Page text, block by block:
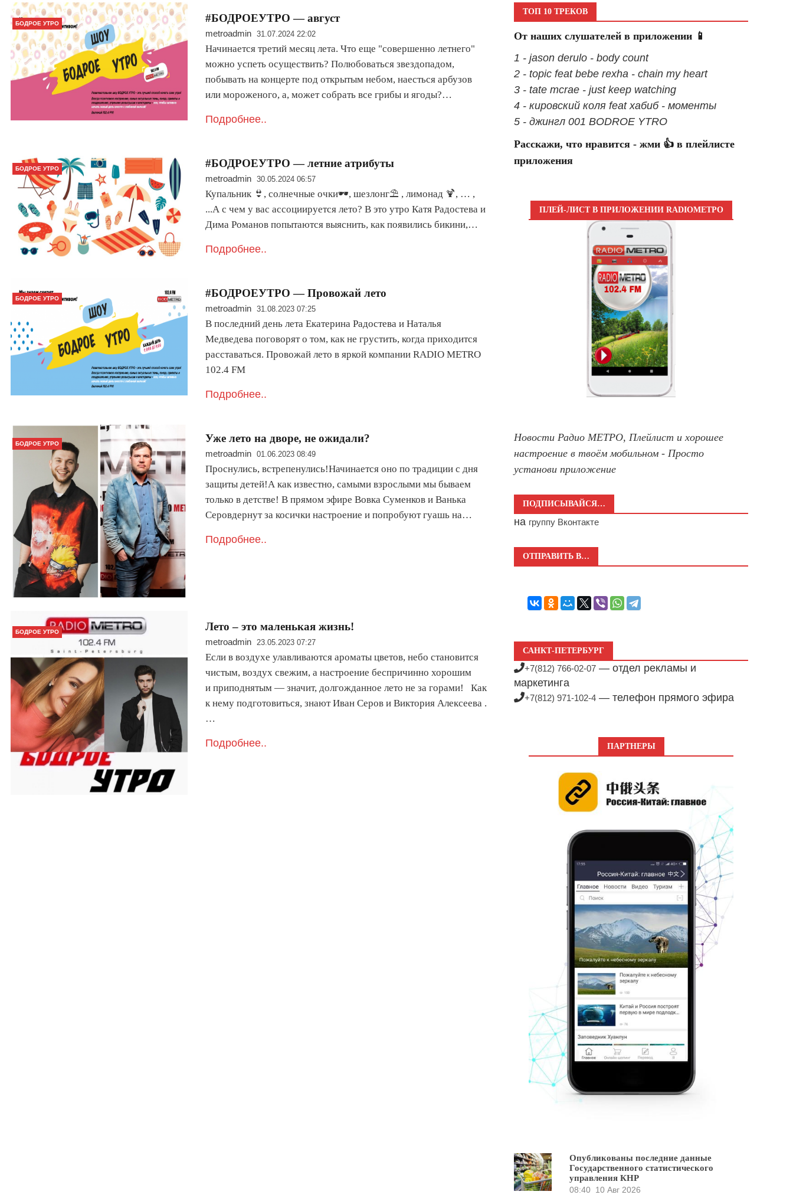
БОДРОЕ УТРО #БОДРОЕУТРО — август
metroadmin 31.07.2024 22:02
Начинается третий месяц лета. Что еще "совершенно летнего"
можно успеть осуществить? Полюбоваться звездопадом,
побывать на концерте под открытым небом, наесться арбузов
или мороженого, а, может собрать все грибы и ягоды?…
Подробнее..
БОДРОЕ УТРО #БОДРОЕУТРО — летние атрибуты
metroadmin 30.05.2024 06:57
Купальник 👙, солнечные очки🕶, шезлонг⛱ , лимонад 🍹, … ,
...А с чем у вас ассоциируется лето? В это утро Катя Радостева и
Дима Романов попытаются выяснить, как появились бикини,…
Подробнее..
БОДРОЕ УТРО #БОДРОЕУТРО — Провожай лето
metroadmin 31.08.2023 07:25
В последний день лета Екатерина Радостева и Наталья
Медведева поговорят о том, как не грустить, когда приходится
расставаться. Провожай лето в яркой компании RADIO METRO
102.4 FM
Подробнее..
БОДРОЕ УТРО Уже лето на дворе, не ожидали?
metroadmin 01.06.2023 08:49
Проснулись, встрепенулись!Начинается оно по традиции с дня
защиты детей!А как известно, самыми взрослыми мы бываем
только в детстве! В прямом эфире Вовка Суменков и Ванька
Серовдернут за косички настроение и попробуют гуашь на…
Подробнее..
БОДРОЕ УТРО Лето – это маленькая жизнь!
metroadmin 23.05.2023 07:27
Если в воздухе улавливаются ароматы цветов, небо становится
чистым, воздух свежим, а настроение беспричинно хорошим
и приподнятым — значит, долгожданное лето не за горами! Как
к нему подготовиться, знают Иван Серов и Виктория Алексеева .
…
Подробнее..
ТОП 10 ТРЕКОВ
От наших слушателей в приложении 📱
1 - jason derulo - body count
2 - topic feat bebe rexha - chain my heart
3 - tate mcrae - just keep watching
4 - кировский коля feat хабиб - моменты
5 - джингл 001 BODROE YTRO
Расскажи, что нравится - жми 👍 в плейлисте
приложения
ПЛЕЙ-ЛИСТ В ПРИЛОЖЕНИИ RADIOМЕТРО
Новости Радио МЕТРО, Плейлист и хорошее
настроение в твоём мобильном - Просто
установи приложение
ПОДПИСЫВАЙСЯ…
на группу Вконтакте
ОТПРАВИТЬ В…
САНКТ-ПЕТЕРБУРГ
+7(812) 766-02-07 — отдел рекламы и
маркетинга
+7(812) 971-102-4 — телефон прямого эфира
ПАРТНЕРЫ
Опубликованы последние данные
Государственного статистического
управления КНР
08:40 10 Авг 2026